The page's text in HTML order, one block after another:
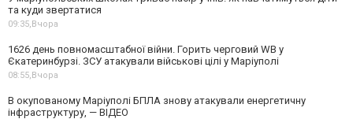
та куди звертатися
09:35,Вчора
1626 день повномасштабної війни. Горить черговий WB у
Єкатеринбурзі. ЗСУ атакували військові цілі у Маріуполі
08:55,Вчора
В окупованому Маріуполі БПЛА знову атакували енергетичну
інфраструктуру, — ВІДЕО